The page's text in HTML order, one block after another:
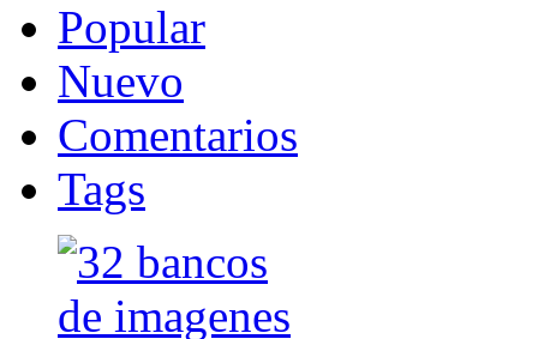
Popular
Nuevo
Comentarios
Tags